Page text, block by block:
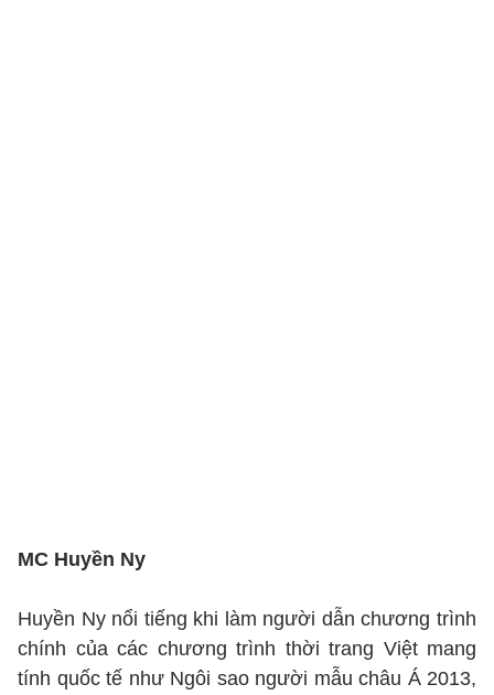
MC Huyền Ny
Huyền Ny nổi tiếng khi làm người dẫn chương trình
chính của các chương trình thời trang Việt mang
tính quốc tế như Ngôi sao người mẫu châu Á 2013,